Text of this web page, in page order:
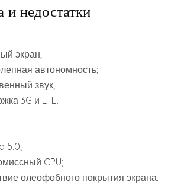
и недостатки
экран;
автономность;
звук;
3G и LTE.
5.0;
CPU;
олеофобного покрытия экрана.